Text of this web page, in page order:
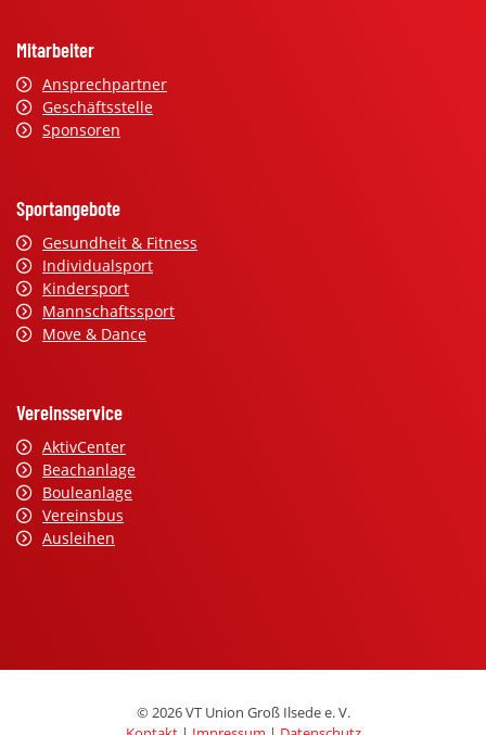
Mitarbeiter
Ansprechpartner
Geschäftsstelle
Sponsoren
Sportangebote
Gesundheit & Fitness
Individualsport
Kindersport
Mannschaftssport
Move & Dance
Vereinsservice
AktivCenter
Beachanlage
Bouleanlage
Vereinsbus
Ausleihen
© 2026 VT Union Groß Ilsede e. V.